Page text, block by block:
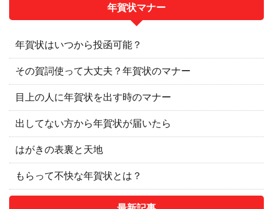
年賀状マナー
年賀状はいつから投函可能？
その賀詞使って大丈夫？年賀状のマナー
目上の人に年賀状を出す時のマナー
出してない方から年賀状が届いたら
はがきの表裏と天地
もらって不快な年賀状とは？